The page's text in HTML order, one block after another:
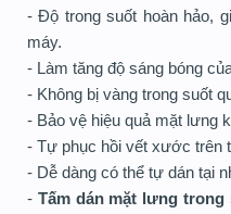
- Độ trong suốt hoàn hảo,
máy.
- Làm tăng độ sáng bóng
- Không bị vàng trong suốt
- Bảo vệ hiệu quả mặt lưng
- Tự phục hồi vết xước trên
- Dễ dàng có thể tự dán tại
- Tấm dán mặt lưng trong